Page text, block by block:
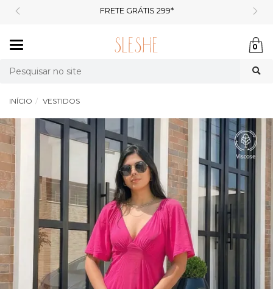
FRETE GRÁTIS 299*
0
INÍCIO VESTIDOS